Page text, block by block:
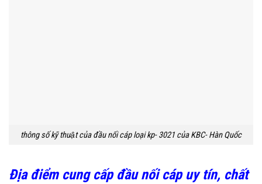
thông số kỹ thuật của đầu nối cáp loại kp- 3021 của KBC- Hàn Quốc
Địa điểm cung cấp đầu nối cáp uy tín, chất